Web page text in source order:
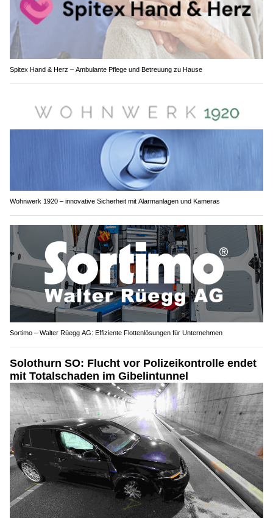
Spitex Hand & Herz – Ambulante Pflege und Betreuung zu Hause
Wohnwerk 1920 – innovative Sicherheit mit Alarmanlagen und Kameras
Sortimo – Walter Rüegg AG: Effiziente Flottenlösungen für Unternehmen
Solothurn SO: Flucht vor Polizeikontrolle endet
mit Totalschaden im Gibelintunnel